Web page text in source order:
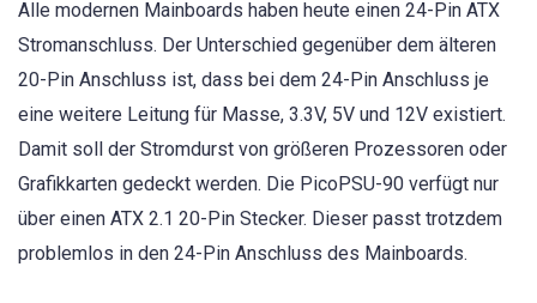
Alle modernen Mainboards haben heute einen 24-Pin ATX
Stromanschluss. Der Unterschied gegenüber dem älteren
20-Pin Anschluss ist, dass bei dem 24-Pin Anschluss je
eine weitere Leitung für Masse, 3.3V, 5V und 12V existiert.
Damit soll der Stromdurst von größeren Prozessoren oder
Grafikkarten gedeckt werden. Die PicoPSU-90 verfügt nur
über einen ATX 2.1 20-Pin Stecker. Dieser passt trotzdem
problemlos in den 24-Pin Anschluss des Mainboards.